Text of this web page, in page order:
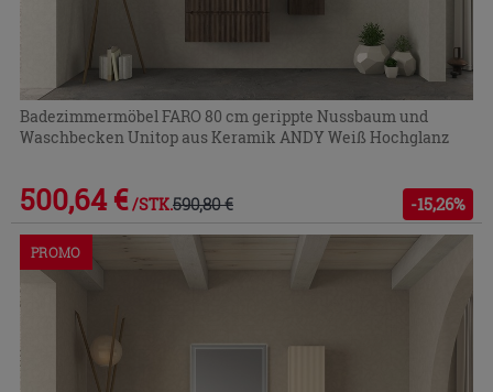
Badezimmermöbel FARO 80 cm gerippte Nussbaum und
Waschbecken Unitop aus Keramik ANDY Weiß Hochglanz
500,64 € /STK.590,80 € -15,26%
PROMO